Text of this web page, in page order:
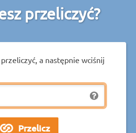
przeliczyć?
a następnie wciśnij